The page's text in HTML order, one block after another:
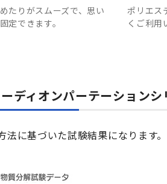
たりがスムーズで、思い
定できます。
ポリエス
くご利用
ディオンパーテーション
法に基づいた試験結果になります。